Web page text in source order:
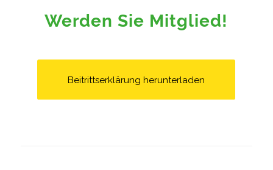
Werden Sie Mitglied!
Beitrittserklärung herunterladen